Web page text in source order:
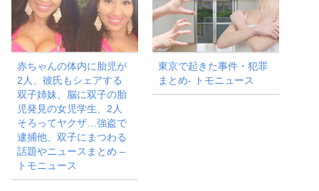
赤ちゃんの体内に胎児が
2人、彼氏もシェアする
双子姉妹、脳に双子の胎
児発見の女児学生、2人
そろってヤクザ…強盗で
逮捕他、双子にまつわる
話題やニュースまとめ –
トモニュース
東京で起きた事件・犯罪
まとめ- トモニュース